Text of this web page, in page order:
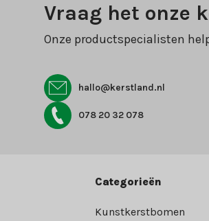
Vraag het onze
Onze productspecialisten
hallo@kerstland.nl
078 20 32 078
Categorieën
Kunstkerstbomen